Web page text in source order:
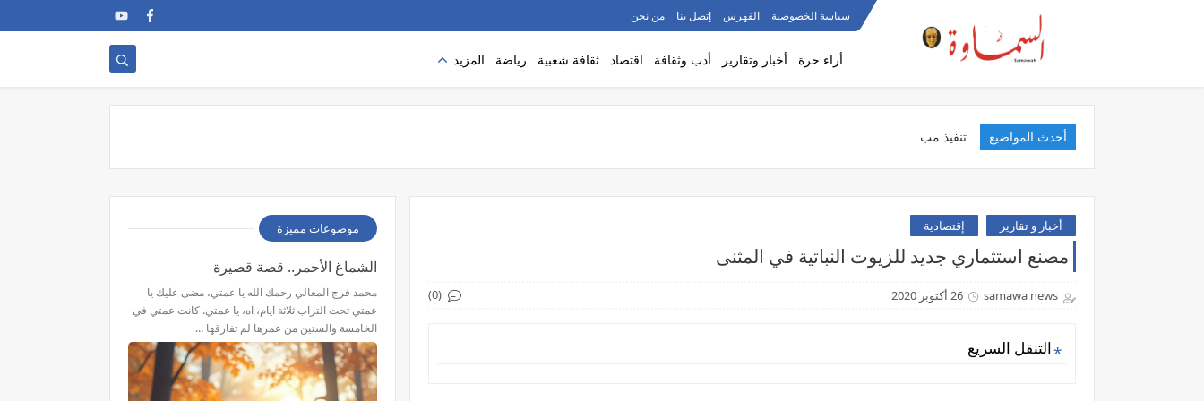
سياسة الخصوصية الفهرس إتصل بنا من نحن
أراء حرة أخبار وتقارير أدب وثقافة اقتصاد ثقافة شعبية رياضة المزيد
أحدث المواضيع تنفيذ مبادرة الم
أخبار و تقارير إقتصادية
مصنع استثماري جديد للزيوت النباتية في المثنى
samawa news 26 أكتوبر 2020 (0)
التنقل السريع
موضوعات مميزة
الشماغ الأحمر.. قصة قصيرة
محمد فرج المعالي رحمك الله يا عمتي، مضى عليك يا
عمتي تحت التراب ثلاثة ايام، اه، يا عمتي. كانت عمتي في
الخامسة والستين من عمرها لم تفارقها …